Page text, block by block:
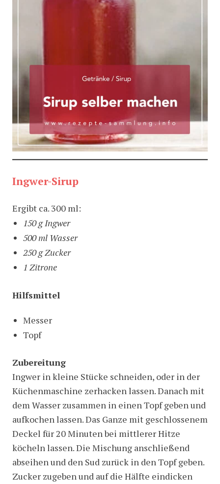
Ingwer-Sirup
Ergibt ca. 300 ml:
150 g Ingwer
500 ml Wasser
250 g Zucker
1 Zitrone
Hilfsmittel
Messer
Topf
Zubereitung
Ingwer in kleine Stücke schneiden, oder in der
Küchenmaschine zerhacken lassen. Danach mit
dem Wasser zusammen in einen Topf geben und
aufkochen lassen. Das Ganze mit geschlossenem
Deckel für 20 Minuten bei mittlerer Hitze
köcheln lassen. Die Mischung anschließend
abseihen und den Sud zurück in den Topf geben.
Zucker zugeben und auf die Hälfte eindicken